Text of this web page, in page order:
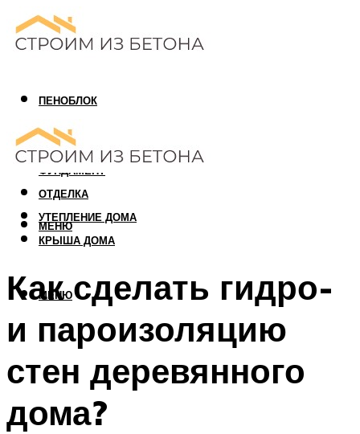
ПЕНОБЛОК
ГАЗОБЛОК
АРБОЛИТОВЫЙ БЛОК
ФУНДАМЕНТ
ОТДЕЛКА
УТЕПЛЕНИЕ ДОМА
КРЫША ДОМА
МЕНЮ
МЕНЮ
Как сделать гидро-
и пароизоляцию
стен деревянного
дома?